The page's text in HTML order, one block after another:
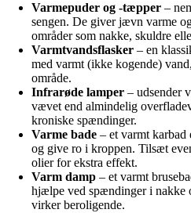
Varmepuder og -tæpper –
sengen. De giver jævn varme
områder som nakke, skuldre
Varmtvandsflasker – en
med varmt (ikke kogende)
område.
Infrarøde lamper – udsender
vævet end almindelig
kroniske spændinger.
Varme bade – et varmt karbad
og give ro i kroppen. Tilsæt
olier for ekstra effekt.
Varm damp – et varmt
hjælpe ved spændinger i nakke
virker beroligende.